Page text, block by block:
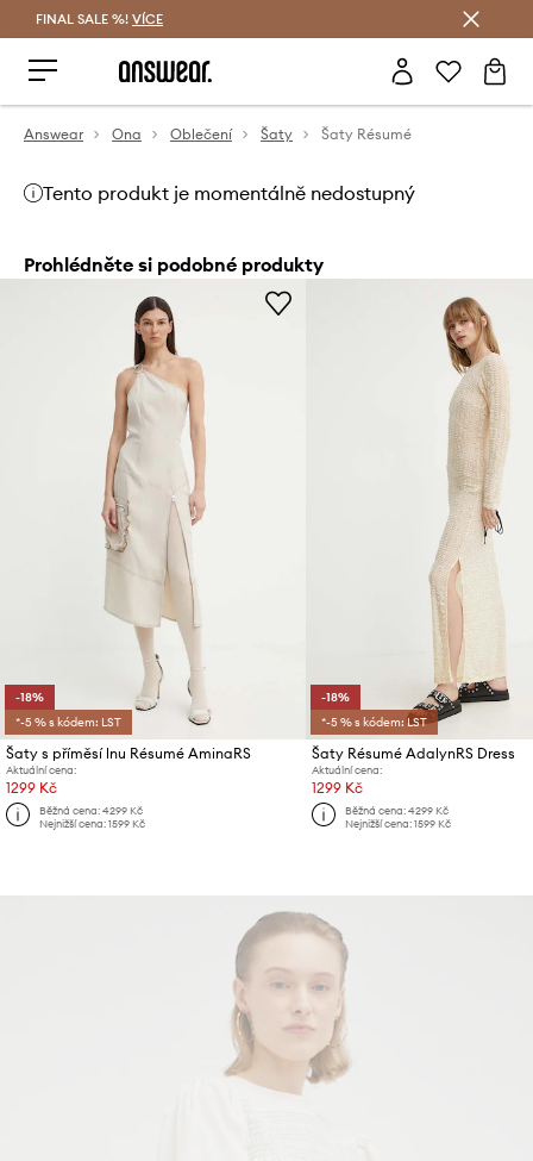
FINAL SALE %! VÍCE
Answear Ona Oblečení Šaty Šaty Résumé
Tento produkt je momentálně nedostupný
Prohlédněte si podobné produkty
-18%
*-5 % s kódem: LST
Šaty s příměsí lnu Résumé AminaRS
Aktuální cena:
1299 Kč
Běžná cena:4299 Kč
Nejnižší cena:1599 Kč
-18%
*-5 % s kódem: LST
Šaty Résumé AdalynRS Dress
Aktuální cena:
1299 Kč
Běžná cena:4299 Kč
Nejnižší cena:1599 Kč